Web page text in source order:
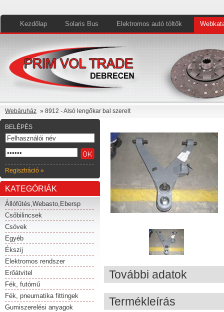
Kezdőlap Solaris Bus Elektromos autó töltők
Webáruház » 8912 - Alsó lengőkar bal szerelt
BELÉPÉS
Regisztráció »
KATEGÓRIÁK
Állófűtés,Webasto,Ebersp
Csőbilincsek
Csövek
Egyéb
Ékszij
Elektromos rendszer
Erőátvitel
Fék, futómű
Fék, pneumatika fittingek
Gumiszerelési anyagok
További adatok
Termékleírás